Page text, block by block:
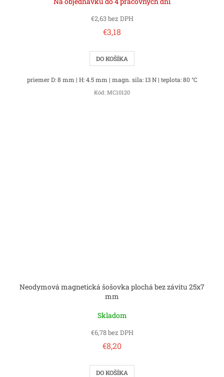
€2,63 bez DPH
€3,18
DO KOŠÍKA
priemer D: 8 mm | H: 4.5 mm | magn. sila: 13 N | teplota: 80 °C
Kód: MC10120
Neodymová magnetická šošovka plochá bez závitu 25x7
mm
Skladom
€6,78 bez DPH
€8,20
DO KOŠÍKA